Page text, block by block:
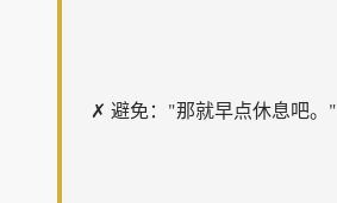
✗ 避免："那就早点休息吧。"